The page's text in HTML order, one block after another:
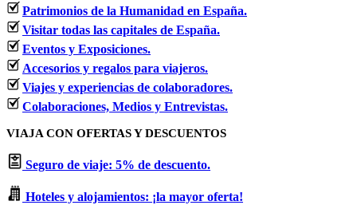
Patrimonios de la Humanidad en España.
Visitar todas las capitales de España.
Eventos y Exposiciones.
Accesorios y regalos para viajeros.
Viajes y experiencias de colaboradores.
Colaboraciones, Medios y Entrevistas.
VIAJA CON OFERTAS Y DESCUENTOS
Seguro de viaje: 5% de descuento.
Hoteles y alojamientos: ¡la mayor oferta!